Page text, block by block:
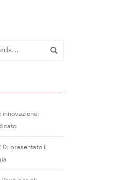
innovazione:
presentato il